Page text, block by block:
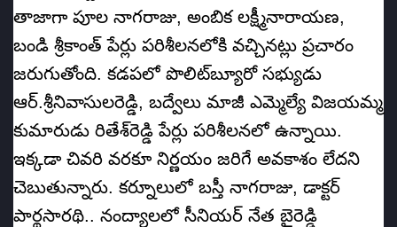
తాజాగా పూల నాగరాజు, అంబిక లక్ష్మీనారాయణ,
బండి శ్రీకాంత్‌ పేర్లు పరిశీలనలోకి వచ్చినట్లు ప్రచారం
జరుగుతోంది. కడపలో పొలిట్‌బ్యూరో సభ్యుడు
ఆర్‌.శ్రీనివాసులరెడ్డి, బద్వేలు మాజీ ఎమ్మెల్యే విజయమ్మ
కుమారుడు రితేశ్‌రెడ్డి పేర్లు పరిశీలనలో ఉన్నాయి.
ఇక్కడా చివరి వరకూ నిర్ణయం జరిగే అవకాశం లేదని
చెబుతున్నారు. కర్నూలులో బస్తీ నాగరాజు, డాక్టర్‌
పార్థసారథి.. నంద్యాలలో సీనియర్‌ నేత బైరెడ్డి